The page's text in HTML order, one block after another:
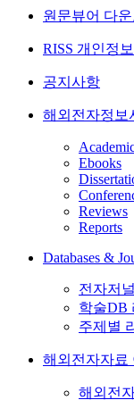
원문뷰어 다
RISS 개인정
공지사항
해외전자정보
Ebooks
Reviews
Reports
Databases &
전자저
학술DB
주제별
해외전자자료
해외전